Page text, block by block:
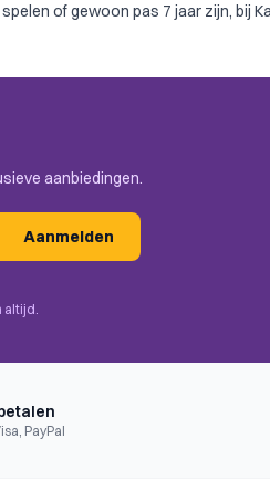
ofgewoon pas 7 jaar zijn, bij
aanbiedingen.
Aanmelden
altijd.
PayPal